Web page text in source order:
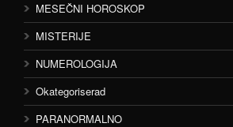
MESEČNI HOROSKOP
MISTERIJE
NUMEROLOGIJA
Okategoriserad
PARANORMALNO